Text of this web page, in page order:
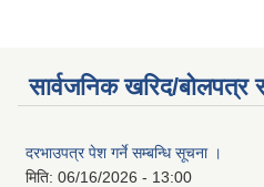
सार्वजनिक खरिद/बोलपत्र
दरभाउपत्र पेश गर्ने सम्बन्धि सूचना ।
मिति: 06/16/2026 - 13:00